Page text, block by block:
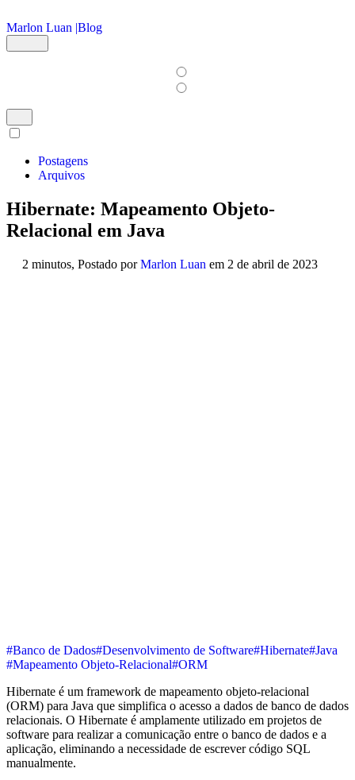
Marlon Luan |Blog
Postagens
Arquivos
Hibernate: Mapeamento Objeto-
Relacional em Java
2 minutos, Postado porMarlon Luan em 2 de abril de 2023
#Banco de Dados#Desenvolvimento de Software#Hibernate#Java
#Mapeamento Objeto-Relacional#ORM
Hibernate é um framework de mapeamento objeto-relacional
(ORM) para Java que simplifica o acesso a dados de banco de dados
relacionais. O Hibernate é amplamente utilizado em projetos de
software para realizar a comunicação entre o banco de dados e a
aplicação, eliminando a necessidade de escrever código SQL
manualmente.